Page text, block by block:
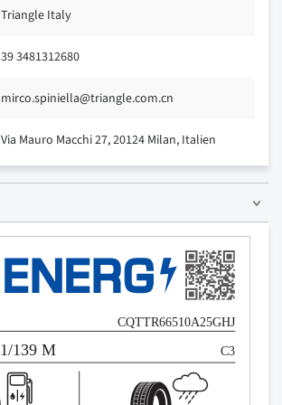
Triangle Italy
39 3481312680
mirco.spiniella@triangle.com.cn
Via Mauro Macchi 27, 20124 Milan, Italien